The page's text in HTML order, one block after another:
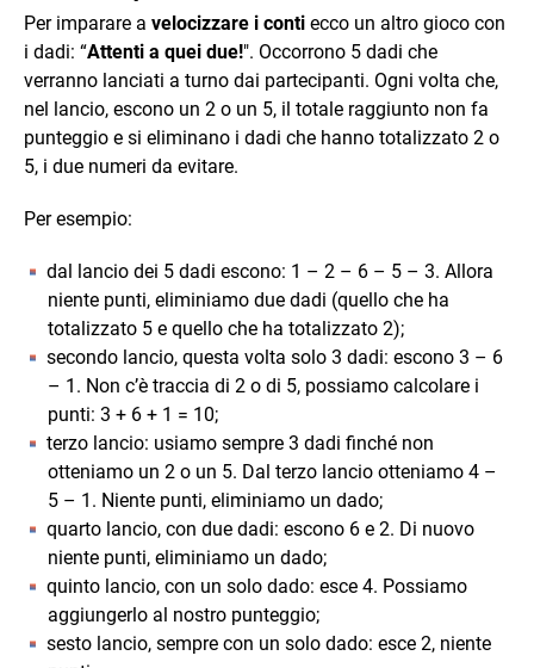
Per imparare a velocizzare i conti ecco un altro gioco con
i dadi: “Attenti a quei due!". Occorrono 5 dadi che
verranno lanciati a turno dai partecipanti. Ogni volta che,
nel lancio, escono un 2 o un 5, il totale raggiunto non fa
punteggio e si eliminano i dadi che hanno totalizzato 2 o
5, i due numeri da evitare.
Per esempio:
dal lancio dei 5 dadi escono: 1 – 2 – 6 – 5 – 3. Allora
niente punti, eliminiamo due dadi (quello che ha
totalizzato 5 e quello che ha totalizzato 2);
secondo lancio, questa volta solo 3 dadi: escono 3 – 6
– 1. Non c’è traccia di 2 o di 5, possiamo calcolare i
punti: 3 + 6 + 1 = 10;
terzo lancio: usiamo sempre 3 dadi finché non
otteniamo un 2 o un 5. Dal terzo lancio otteniamo 4 –
5 – 1. Niente punti, eliminiamo un dado;
quarto lancio, con due dadi: escono 6 e 2. Di nuovo
niente punti, eliminiamo un dado;
quinto lancio, con un solo dado: esce 4. Possiamo
aggiungerlo al nostro punteggio;
sesto lancio, sempre con un solo dado: esce 2, niente